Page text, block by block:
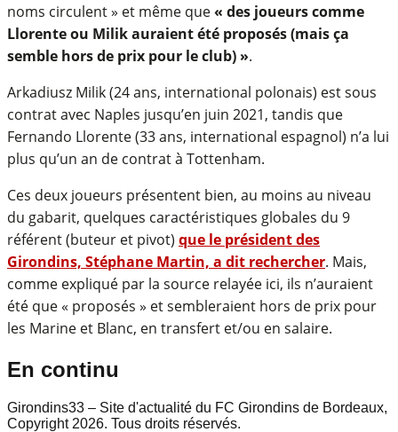
noms circulent » et même que« des joueurs comme
Llorente ou Milik auraient été proposés (mais ça
semble hors de prix pour le club) ».
Arkadiusz Milik (24 ans, international polonais) est sous
contrat avec Naples jusqu’en juin 2021, tandis que
Fernando Llorente (33 ans, international espagnol) n’a lui
plus qu’un an de contrat à Tottenham.
Ces deux joueurs présentent bien, au moins au niveau
du gabarit, quelques caractéristiques globales du 9
référent (buteur et pivot) que le président des
Girondins, Stéphane Martin, a dit rechercher. Mais,
comme expliqué par la source relayée ici, ils n’auraient
été que « proposés » et sembleraient hors de prix pour
les Marine et Blanc, en transfert et/ou en salaire.
En continu
Girondins33 – Site d'actualité du FC Girondins de Bordeaux,
Copyright 2026. Tous droits réservés.